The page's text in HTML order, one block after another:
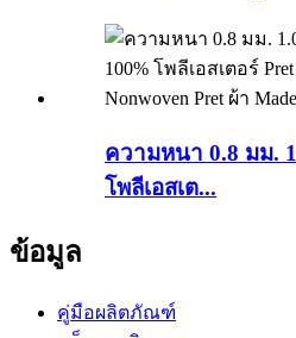
ความหนา 0.8 มม.
โพลีเอสเต...
ข้อมูล
คู่มือผลิตภัณฑ์